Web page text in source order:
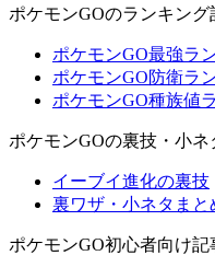
ポケモンGOのランキング
ポケモンGO最強ラ
ポケモンGO防衛ラ
ポケモンGO種族値
ポケモンGOの裏技・小ネ
イーブイ進化の裏技
裏ワザ・小ネタまと
ポケモンGO初心者向け記